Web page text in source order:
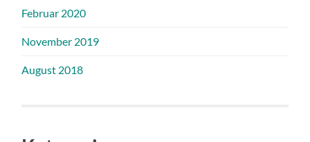
Februar 2020
November 2019
August 2018